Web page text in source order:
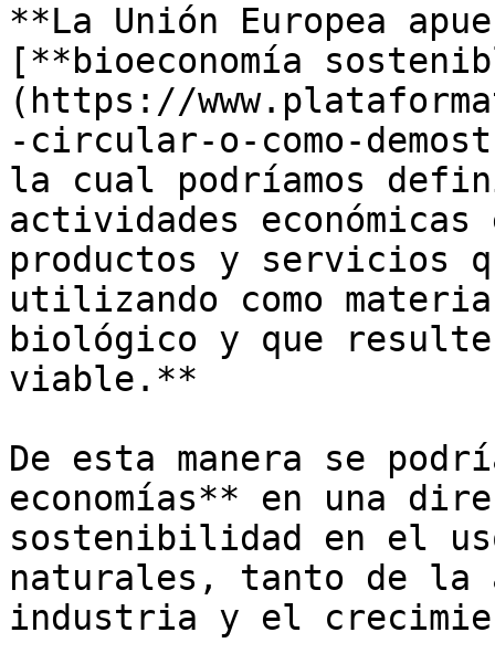
**La Unión Europea
[**bioeconomía
(https://
-circular-o-como-
la cual podríamos
actividades económicas
productos y servicios
utilizando como
biológico y que
viable.**
De esta manera se
economías** en una
sostenibilidad en el
naturales, tanto de la
industria y el